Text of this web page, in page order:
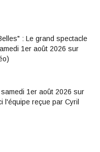
: Le grand spectacle
1er août 2026 sur
1er août 2026 sur
l'équipe reçue par Cyril